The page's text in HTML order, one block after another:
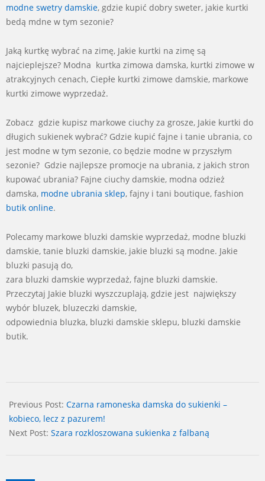
modne swetry damskie, gdzie kupić dobry sweter, jakie kurtki
bedą mdne w tym sezonie?
Jaką kurtkę wybrać na zimę, Jakie kurtki na zimę są
najcieplejsze? Modna kurtka zimowa damska, kurtki zimowe w
atrakcyjnych cenach, Ciepłe kurtki zimowe damskie, markowe
kurtki zimowe wyprzedaż.
Zobacz gdzie kupisz markowe ciuchy za grosze, Jakie kurtki do
długich sukienek wybrać? Gdzie kupić fajne i tanie ubrania, co
jest modne w tym sezonie, co będzie modne w przyszłym
sezonie? Gdzie najlepsze promocje na ubrania, z jakich stron
kupować ubrania? Fajne ciuchy damskie, modna odzież
damska, modne ubrania sklep, fajny i tani boutique, fashion
butik online.
Polecamy markowe bluzki damskie wyprzedaż, modne bluzki
damskie, tanie bluzki damskie, jakie bluzki są modne. Jakie
bluzki pasują do,
zara bluzki damskie wyprzedaż, fajne bluzki damskie.
Przeczytaj Jakie bluzki wyszczuplają, gdzie jest największy
wybór bluzek, bluzeczki damskie,
odpowiednia bluzka, bluzki damskie sklepu, bluzki damskie
butik.
09-
08
Previous Post: Czarna ramoneska damska do sukienki –
kobieco, lecz z pazurem!
Next Post: Szara rozkloszowana sukienka z falbaną